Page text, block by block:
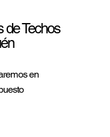
de Techos
en